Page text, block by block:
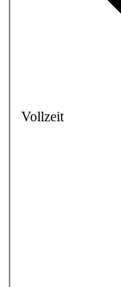
Vollzeit